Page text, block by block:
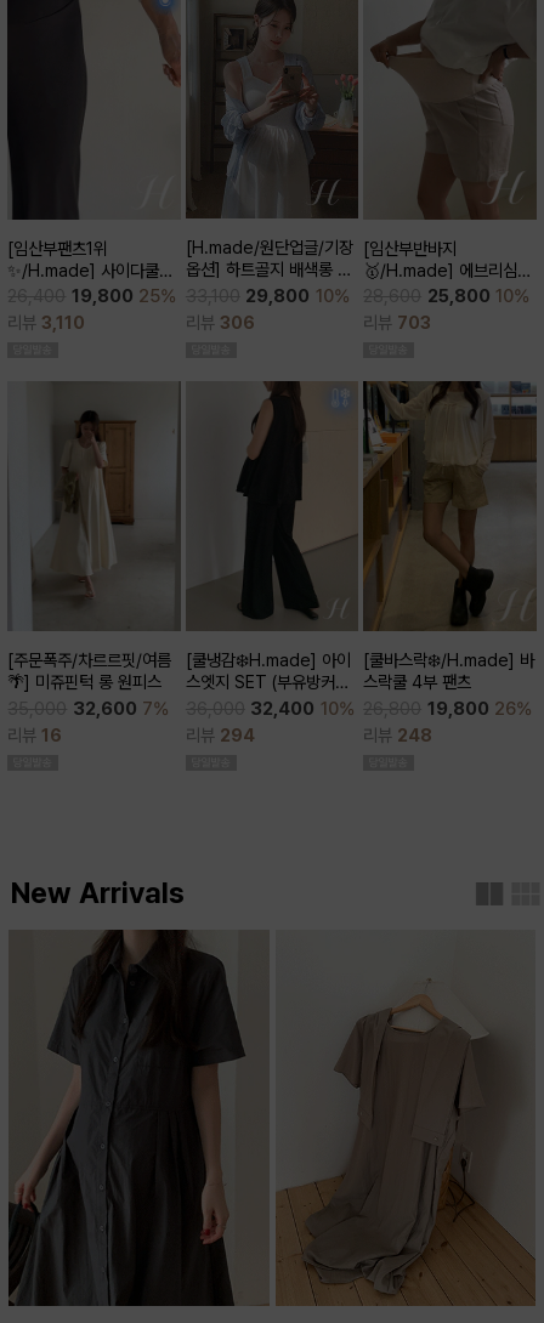
[임산부팬츠1위
✨/H.made] 사이다쿨링
부츠컷 팬츠 (키작/보통/키
큰)
19,800 25%
리뷰 3,110
[H.made/원단업글/기장
옵션] 하트골지 배색롱 원
29,800 10%
리뷰 306
[임산부반바지
🥇/H.made] 에브리심플
25,800 10%
리뷰 703
[주문폭주/차르르핏/여름
🌴] 미쥬핀턱 롱 원피스
32,600 7%
리뷰 16
[쿨냉감❄️H.made] 아이
스엣지 SET (부유방커버/
쿨세트/코디활용굿/출근
룩,데일리룩)
32,400 10%
리뷰 294
[쿨바스락❄️/H.made] 바
스락쿨 4부 팬츠
19,800 26%
리뷰 248
New Arrivals